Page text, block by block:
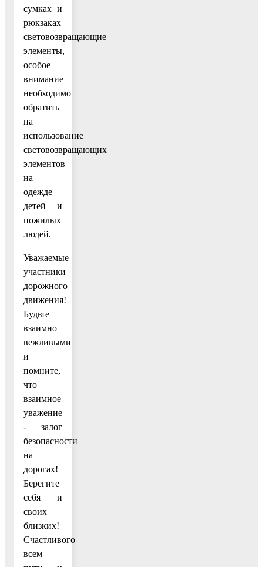
сумках и
рюкзаках
световозвращающие
элементы,
особое
внимание
необходимо
обратить
на
использование
световозвращающих
элементов
на
одежде
детей и
пожилых
людей.
Уважаемые
участники
дорожного
движения!
Будьте
взаимно
вежливыми
и
помните,
что
взаимное
уважение
- залог
безопасности
на
дорогах!
Берегите
себя и
своих
близких!
Счастливого
всем